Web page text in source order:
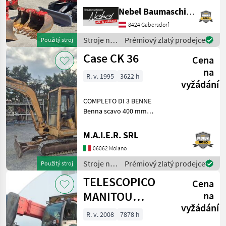
Použitý stroj
600mm 900mm,
1Böschungslöffel 1500mm
Palivo: Stroje na stavbu
mini bager
Nebel Baumaschinen
8424 Gabersdorf
Stroje na
stavbu /
Takeuchi
Prémiový zlatý prodejce
Použitý stroj
Case CK 36
Cena
na
vyžádání
R. v. 1995 3622 h
COMPLETO DI 3 BENNE
Benna scavo 400 mm
Benna liscia 1400 mm Stroje
na stavbu mini bager
M.A.I.E.R. SRL
06062 Moiano
Stroje na
stavbu /
Case IH
Prémiový zlatý prodejce
TELESCOPICO
MANITOU
MHT10120L
Cena
na
vyžádání
R. v. 2008
7878 h